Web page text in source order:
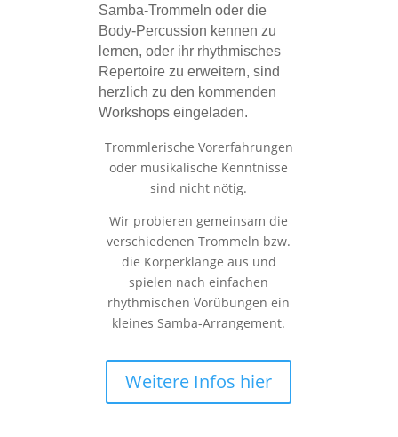
Samba-Trommeln oder die
Body-Percussion kennen zu
lernen, oder ihr rhythmisches
Repertoire zu erweitern, sind
herzlich zu den kommenden
Workshops eingeladen.
Trommlerische Vorerfahrungen
oder musikalische Kenntnisse
sind nicht nötig.
Wir probieren gemeinsam die
verschiedenen Trommeln bzw.
die Körperklänge aus und
spielen nach einfachen
rhythmischen Vorübungen ein
kleines Samba-Arrangement.
Weitere Infos hier